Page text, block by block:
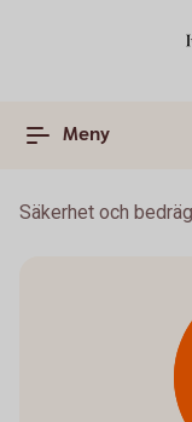
Meny
Säkerhet och